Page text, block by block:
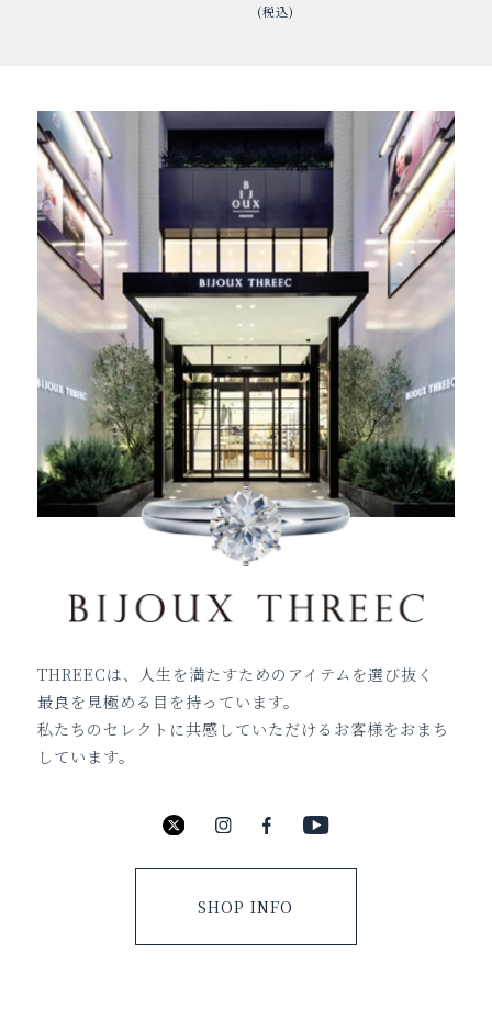
(税込)
THREECは、人生を満たすためのアイテムを選び抜く
最良を見極める目を持っています。
私たちのセレクトに共感していただけるお客様をおまち
しています。
SHOP INFO